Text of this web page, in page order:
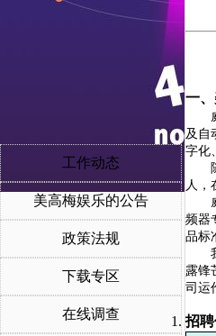
工作动态
美高梅娱乐的公告
政策法规
下载专区
在线调查
一
及自
字化
人，
频器
品标
露锋
司运
招